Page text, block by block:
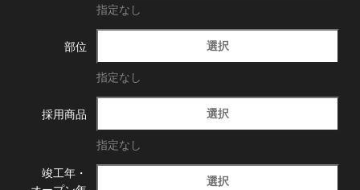
指定なし
部位 選択
指定なし
採用商品 選択
指定なし
竣工年・
選択